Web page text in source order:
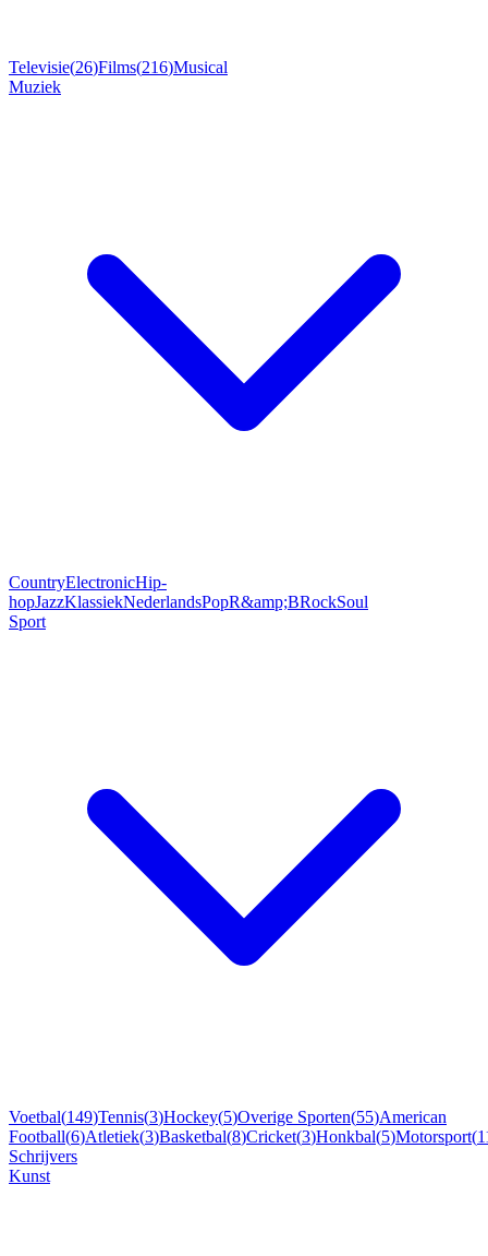
Televisie(26)Films(216)Musical
Muziek
CountryElectronicHip-
hopJazzKlassiekNederlandsPopR&amp;BRockSoul
Sport
Voetbal(149)Tennis(3)Hockey(5)Overige Sporten(55)American
Football(6)Atletiek(3)Basketbal(8)Cricket(3)Honkbal(5)Motorsport(
Schrijvers
Kunst